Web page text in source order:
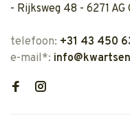
- Rijksweg 48 - 6271
telefoon: +31 43 450
e-mail*: